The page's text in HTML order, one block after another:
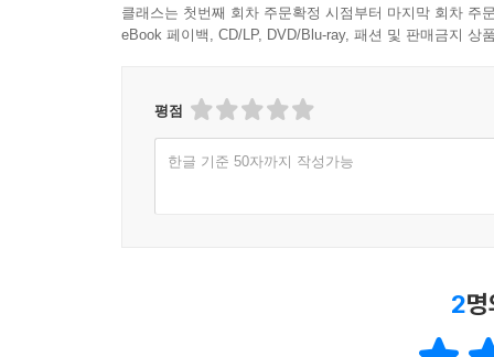
클래스는 첫번째 회차 주문확정 시점부터 마지막 회차 주
eBook 페이백, CD/LP, DVD/Blu-ray, 패션 및 판매금지 상
평점
한글 기준 50자까지 작성가능
2